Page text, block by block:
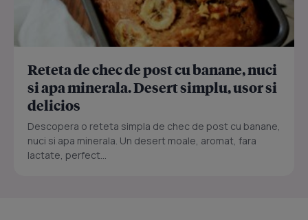
Reteta de chec de post cu banane, nuci
si apa minerala. Desert simplu, usor si
delicios
Descopera o reteta simpla de chec de post cu banane,
nuci si apa minerala. Un desert moale, aromat, fara
lactate, perfect...